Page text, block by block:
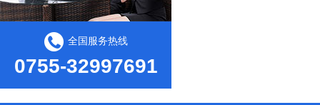
全国服务热线
0755-32997691